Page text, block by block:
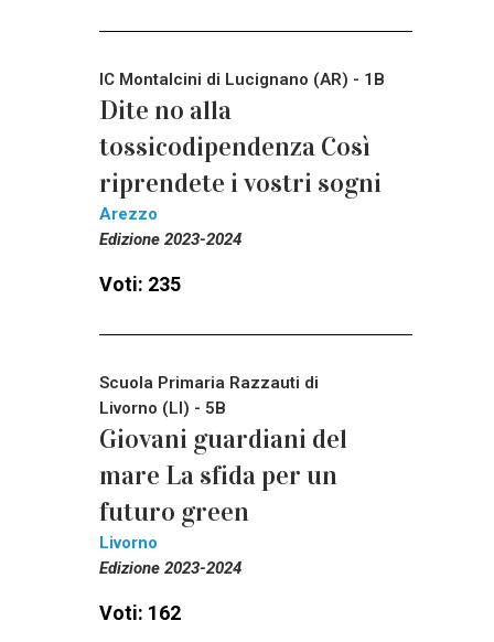
IC Montalcini di Lucignano (AR) - 1B
Dite no alla
tossicodipendenza Così
riprendete i vostri sogni
Arezzo
Edizione 2023-2024
Voti: 235
Scuola Primaria Razzauti di
Livorno (LI) - 5B
Giovani guardiani del
mare La sfida per un
futuro green
Livorno
Edizione 2023-2024
Voti: 162